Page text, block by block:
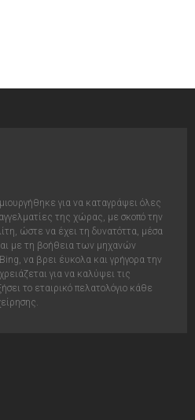
για να καταγράψει όλες
της χώρας, με σκοπό την
ώστε να έχει τη δυνατόττα, μέσα
με τη βοήθεια των μηχανών
να βρει έυκολα και γρήγορα την
για να καλύψει τις
το εταιρικό πελατολόγιο κάθε